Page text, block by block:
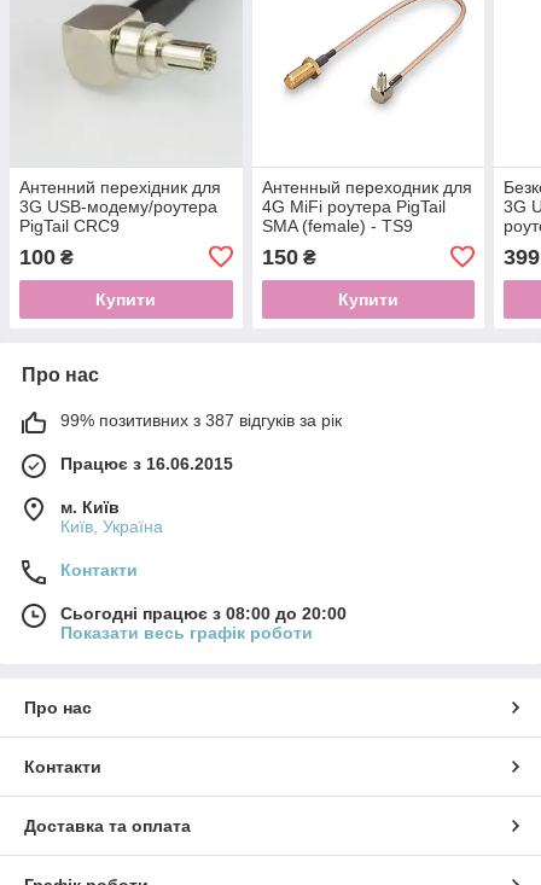
Антенний перехідник для
3G USB-модему/роутера
PigTail CRC9
100 ₴
Купити
Антенный переходник для
4G MiFi роутера PigTail
SMA (female) - TS9
150₴
Купити
3G
399
Про нас
99% позитивних з 387 відгуків за рік
Працює з 16.06.2015
м. Київ
Київ, Україна
Контакти
Сьогодні працює з 08:00 до 20:00
Показати весь графік роботи
Про нас
Контакти
Доставка та оплата